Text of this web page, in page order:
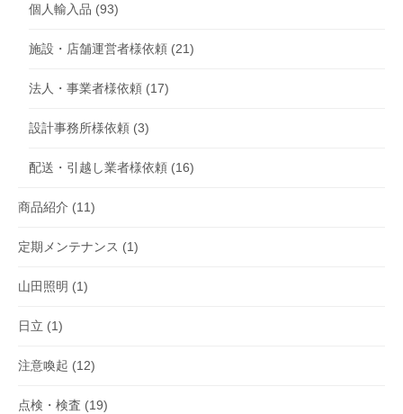
個人輸入品 (93)
施設・店舗運営者様依頼 (21)
法人・事業者様依頼 (17)
設計事務所様依頼 (3)
配送・引越し業者様依頼 (16)
商品紹介 (11)
定期メンテナンス (1)
山田照明 (1)
日立 (1)
注意喚起 (12)
点検・検査 (19)